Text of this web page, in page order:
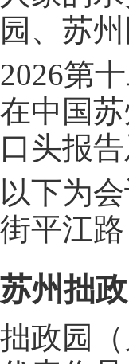
园、苏
2026第
在中国
口头报
以下为
街平江路
苏州拙
拙政园